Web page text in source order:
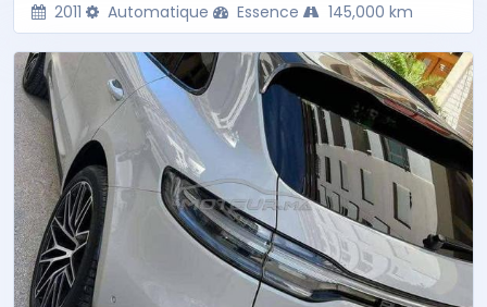
2011 Automatique Essence 145,000 km